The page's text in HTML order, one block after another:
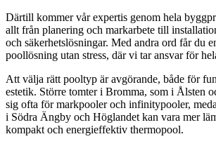
Därtill kommer vår expertis genom hela
allt från planering och markarbete till
och säkerhetslösningar. Med andra ord får du
poollösning utan stress, där vi tar ansvar för
Att välja rätt pooltyp är avgörande, både för
estetik. Större tomter i Bromma, som i Ålsten
sig ofta för markpooler och infinitypooler,
i Södra Ängby och Höglandet kan vara mer
kompakt och energieffektiv thermopool.